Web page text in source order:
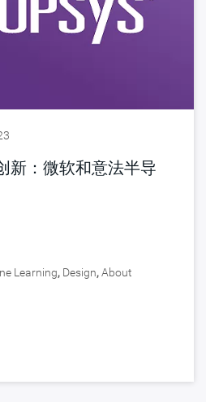
新：微软和意法半导
Learning, Design,About